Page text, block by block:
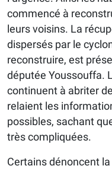
commencé à
leurs voisins. La
dispersés par le
reconstruire, est
députée Youssouffa.
continuent à abriter
relaient les
possibles, sachant
très compliquées.
Certains dénoncent